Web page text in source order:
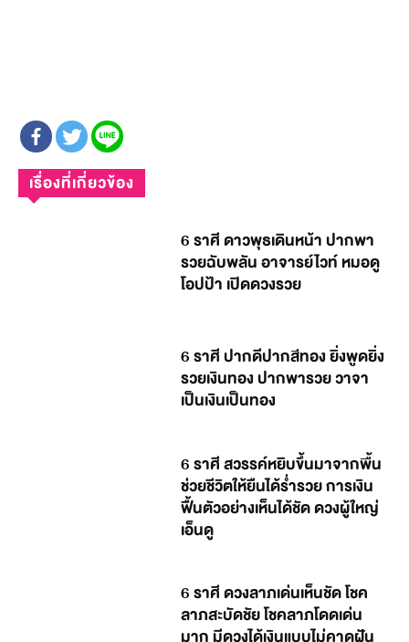
เรื่องที่เกี่ยวข้อง
6 ราศี ดาวพุธเดินหน้า ปากพา
รวยฉับพลัน อาจารย์ไวท์ หมอดู
โอปป้า เปิดดวงรวย
6 ราศี ปากดีปากสีทอง ยิ่งพูดยิ่ง
รวยเงินทอง ปากพารวย วาจา
เป็นเงินเป็นทอง
6 ราศี สวรรค์หยิบขึ้นมาจากพื้น
ช่วยชีวิตให้ยืนได้ร่ำรวย การเงิน
ฟื้นตัวอย่างเห็นได้ชัด ดวงผู้ใหญ่
เอ็นดู
6 ราศี ดวงลาภเด่นเห็นชัด โชค
ลาภสะบัดชัย โชคลาภโดดเด่น